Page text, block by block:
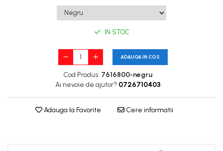
IN STOC
ADAUGA IN COS
Cod Produs: 7616800-negru
Ai nevoie de ajutor? 0726710403
Adauga la Favorite Cere informatii